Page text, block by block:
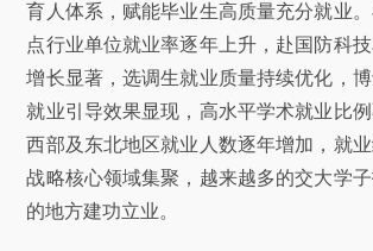
育人体系，赋能毕业生高质量充分就业
点行业单位就业率逐年上升，赴国防科
增长显著，选调生就业质量持续优化，
就业引导效果显现，高水平学术就业比
西部及东北地区就业人数逐年增加，就
战略核心领域集聚，越来越多的交大学
的地方建功立业。